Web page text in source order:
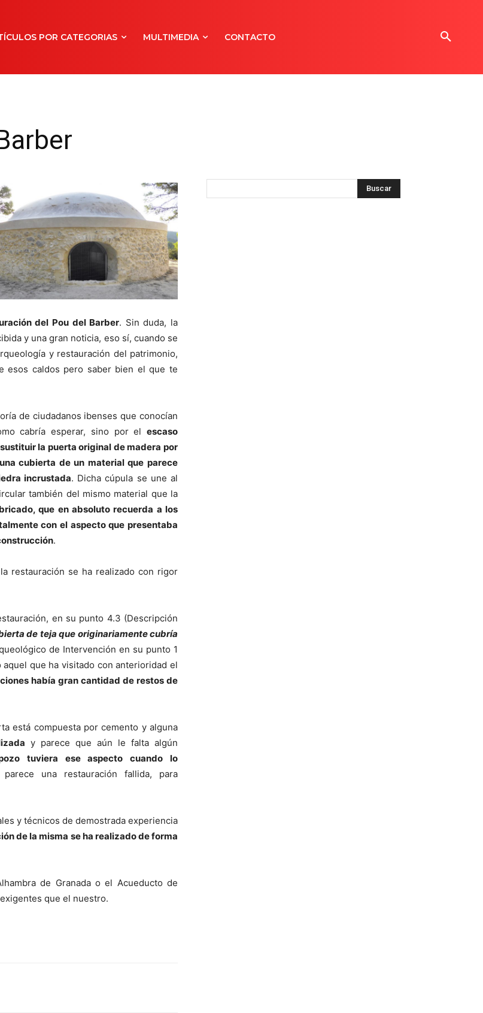
POR CATEGORIAS MULTIMEDIA CONTACTO
del Pou del Barber. Sin duda, la
y una gran noticia, eso sí, cuando se
y restauración del patrimonio,
esos caldos pero saber bien el que te
de ciudadanos ibenses que conocían
cabría esperar, sino por el escaso
sustituir la puerta original de madera por
cubierta de un material que parece
incrustada. Dicha cúpula se une al
también del mismo material que la
que en absoluto recuerda a los
con el aspecto que presentaba
.
restauración se ha realizado con rigor
en su punto 4.3 (Descripción
de teja que originariamente cubría
de Intervención en su punto 1
que ha visitado con anterioridad el
había gran cantidad de restos de
está compuesta por cemento y alguna
y parece que aún le falta algún
tuviera ese aspecto cuando lo
una restauración fallida, para
y técnicos de demostrada experiencia
de la misma se ha realizado de forma
de Granada o el Acueducto de
que el nuestro.